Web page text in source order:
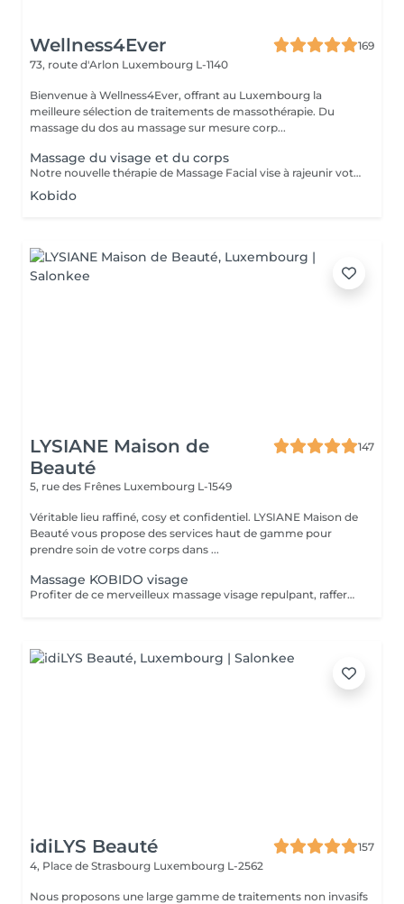
Wellness4Ever
169
73, route d'Arlon Luxembourg L-1140
Bienvenue à Wellness4Ever, offrant au Luxembourg la
meilleure sélection de traitements de massothérapie. Du
massage du dos au massage sur mesure corp...
Massage du visage et du corps
Notre nouvelle thérapie de Massage Facial vise à rajeunir votre peau et vous donner une apparence jeune et éclatante qui vous permettra de vous sentir relaxé, rafraîchi et plein de vie. Un massage facial régulier peut améliorer la circulation et relaxer les muscles faciaux, soulageant les tensions du visage et autour des yeux tout en améliorant la texture, le relâchement de la peau et les rides. Il a été également démontré qu'il soulage la pression des sinus, et qu'il peut même aider à lutter contre l'acné tenace. Tous ces bienfaits peuvent déboucher sur des traits de visages plus éclatants et revigorés, qui vous permettront de vous sentir aussi jeune que vous en avez l'air.
Kobido
LYSIANE Maison de
Beauté
147
5, rue des Frênes Luxembourg L-1549
Véritable lieu raffiné, cosy et confidentiel. LYSIANE Maison de
Beauté vous propose des services haut de gamme pour
prendre soin de votre corps dans ...
Massage KOBIDO visage
Profiter de ce merveilleux massage visage repulpant, raffermissant et anti-âge sans faire de nettoyage complet et vous relaxer. Ce massage peut être réalisé 1 à 2 fois par semaine. Mais au moins une fois par mois, faire le soin visage KOBIDO intégral de 1H ou 1H30 afin de nettoyer la peau en profondeur.
idiLYS Beauté
157
4, Place de Strasbourg Luxembourg L-2562
Nous proposons une large gamme de traitements non invasifs